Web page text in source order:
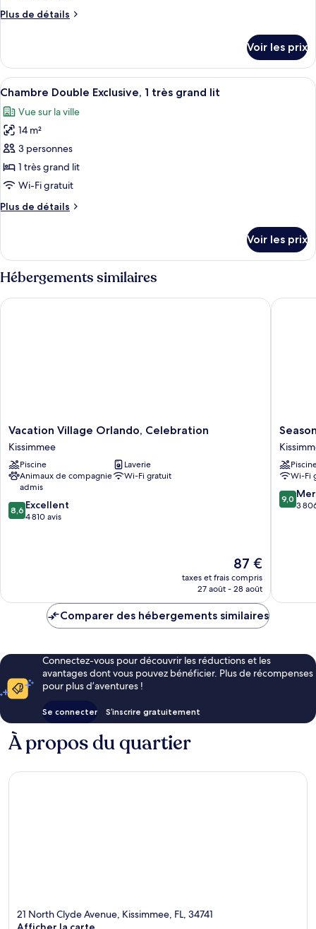
chambre :
Supérieure,
1
grand
lit
Plus de détails
Plus
le
type
de
Chambre
Double
Supérieure,
grand
lit
Voir les prix
Afficher
toutes
les
photos
pour
ce
type
chambre :
Exclusive,
1
très
grand
Une chambre avec un grand lit, une
12
Chambre Double Exclusive, 1 très grand lit
Vue sur la ville
14 m²
3 personnes
1 très grand lit
Wi-Fi gratuit
Plus de détails
Plus
le
type
de
chambre
Chambre
Voir les prix
Hébergements similaires
Vacation
Village
Orlando,
Celebration
Kissimmee
Vacation Village Orlando, Celebration
Kissimmee
Piscine
Laverie
Animaux de compagnie
admis
Wi-Fi gratuit
8.6
sur
8,6 Excellent
4 810 avis
Le
nouveau
prix
de
87 €
taxes et frais compris
27 août - 28 août
Vacation Village Orlando, Celebration
Seasons
Florida
Resort
Wi-Fi
9.0
sur
9,0
3
Comparer des hébergements similaires
Connectez-vous pour découvrir les réductions et les
avantages dont vous pouvez bénéficier. Plus de récompenses
pour plus d’aventures !
Se connecter S’inscrire gratuitement
À propos du quartier
21 North Clyde Avenue, Kissimmee, FL, 34741